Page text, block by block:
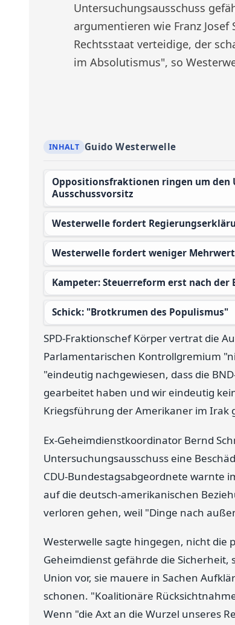
Untersuchungsausschuss
argumentieren wie Franz
Rechtsstaat verteidige, der
im Absolutismus", so
Guido Westerwelle
Oppositionsfraktionen ringen um den Untersuchungsauftrag - Regierungsfraktion will
Ausschussvorsitz
Westerwelle fordert
Westerwelle fordert weniger
Kampeter: Steuerreform erst nach der
Schick: "Brotkrumen des Populismus"
SPD-Fraktionschef Körper vertrat die
Parlamentarischen Kontrollgremium
"eindeutig nachgewiesen, dass die
gearbeitet haben und wir eindeutig
Kriegsführung der Amerikaner im Irak
Ex-Geheimdienstkoordinator Bernd
Untersuchungsausschuss eine
CDU-Bundestagsabgeordnete warnte
auf die deutsch-amerikanischen
verloren gehen, weil "Dinge nach
Westerwelle sagte hingegen, nicht die
Geheimdienst gefährde die
Union vor, sie mauere in Sachen
schonen. "Koalitionäre
Wenn "die Axt an die Wurzel unseres